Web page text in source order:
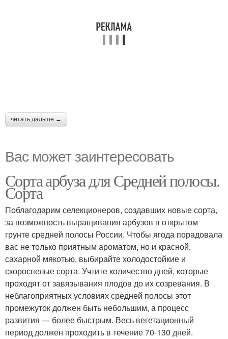
читать дальше →
Вас может заинтересовать
Сорта арбуза для Средней полосы.
Сорта
Поблагодарим селекционеров, создавших новые сорта,
за возможность выращивания арбузов в открытом
грунте средней полосы России. Чтобы ягода порадовала
вас не только приятным ароматом, но и красной,
сахарной мякотью, выбирайте холодостойкие и
скороспелые сорта. Учтите количество дней, которые
проходят от завязывания плодов до их созревания. В
неблагоприятных условиях средней полосы этот
промежуток должен быть небольшим, а процесс
развития — более быстрым. Весь вегетационный
период должен проходить в течение 70-130 дней.